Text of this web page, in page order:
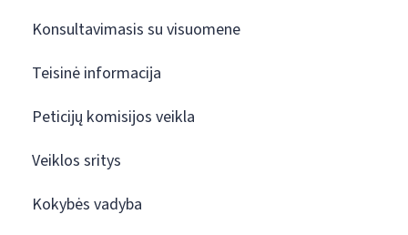
Konsultavimasis su visuomene
Teisinė informacija
Peticijų komisijos veikla
Veiklos sritys
Kokybės vadyba